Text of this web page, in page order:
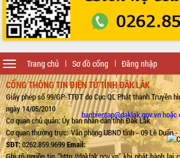
Trang chủ Sơ đồ cổng Đăng nhập
Toggle
navigation
CỔNG THÔNG TIN ĐIỆN TỬ TỈNH ĐẮK LẮK
Giấy phép số 99/GP-TTĐT do Cục QL Phát thanh Truyền
ngày 14/05/2010
Cơ quan chủ quản: Ủy ban nhân dân tỉnh Đắk Lắk
Cơ quan thường trực: Văn phòng UBND tỉnh - 09 Lê Duẩn
SĐT:0262.859.9699Email:
banbientap@daklak.gov.vn